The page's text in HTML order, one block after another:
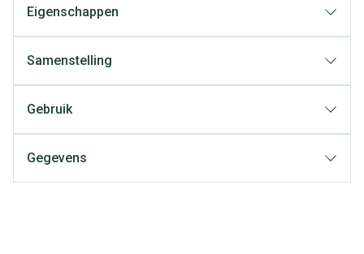
Eigenschappen
Samenstelling
Gebruik
Gegevens